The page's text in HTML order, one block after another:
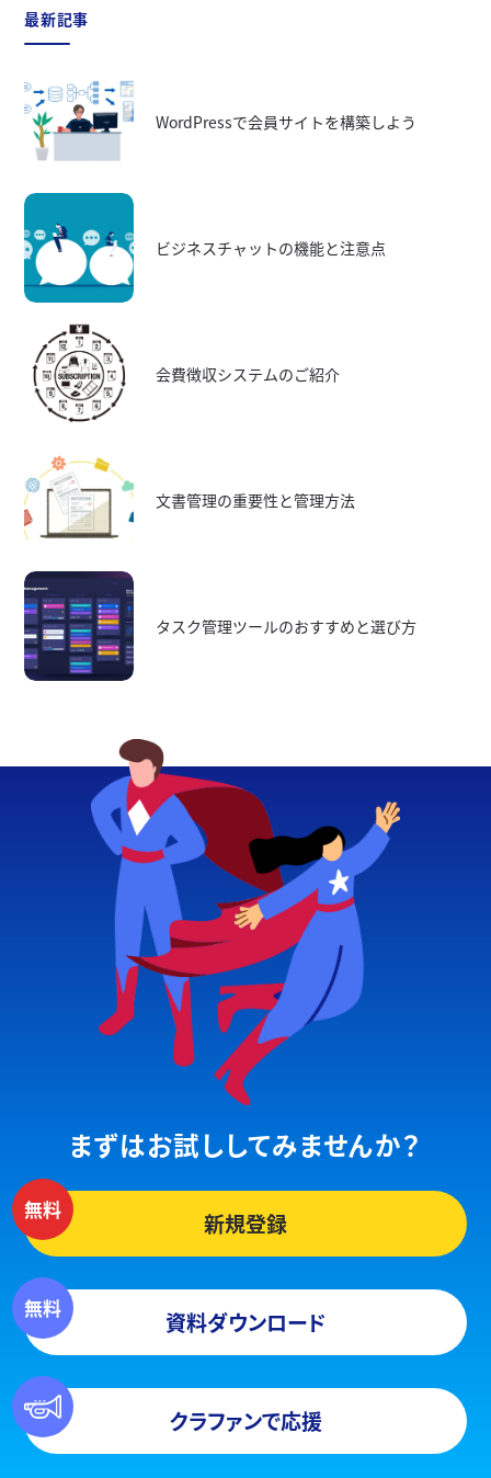
最新記事
WordPressで会員サイトを構築しよう
ビジネスチャットの機能と注意点
会費徴収システムのご紹介
文書管理の重要性と管理方法
タスク管理ツールのおすすめと選び方
まずはお試ししてみませんか？
新規登録
資料ダウンロード
クラファンで応援